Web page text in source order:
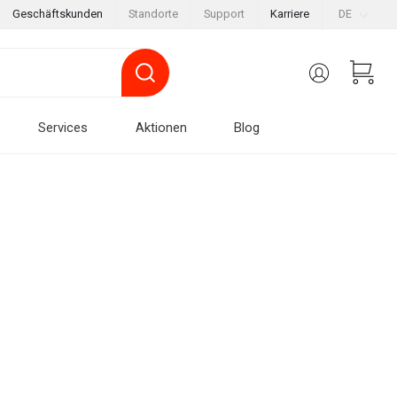
DE
Geschäftskunden Standorte Support Karriere
Services Aktionen Blog